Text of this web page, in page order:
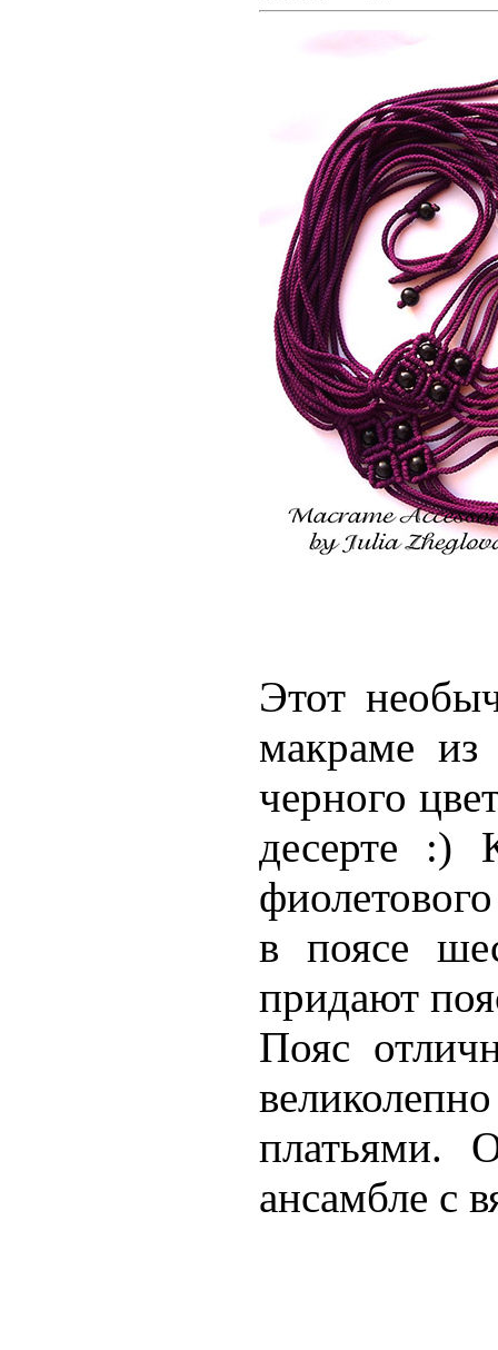
Этот
макраме
черного
десерте :)
в поясе
придают
Пояс
платьями.
ансамбле с